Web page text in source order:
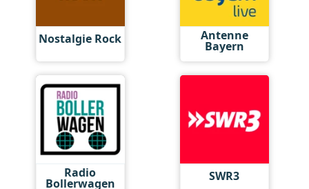
Nostalgie Rock Antenne
Bayern
Radio
Bollerwagen SWR3